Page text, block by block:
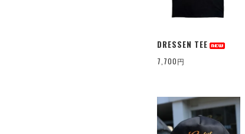
DRESSEN TEE
7,700円